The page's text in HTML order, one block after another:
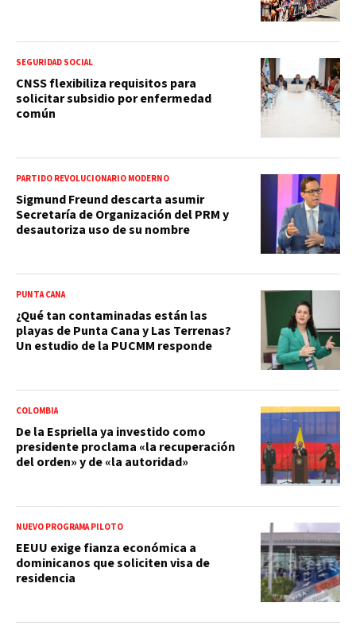
SEGURIDAD SOCIAL
CNSS flexibiliza requisitos para
solicitar subsidio por enfermedad
común
PARTIDO REVOLUCIONARIO MODERNO
Sigmund Freund descarta asumir
Secretaría de Organización del PRM y
desautoriza uso de su nombre
PUNTA CANA
¿Qué tan contaminadas están las
playas de Punta Cana y Las Terrenas?
Un estudio de la PUCMM responde
COLOMBIA
De la Espriella ya investido como
presidente proclama «la recuperación
del orden» y de «la autoridad»
NUEVO PROGRAMA PILOTO
EEUU exige fianza económica a
dominicanos que soliciten visa de
residencia